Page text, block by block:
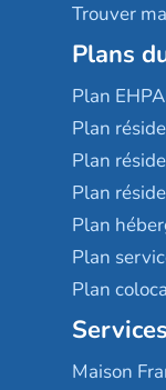
Trouver
Plans
Plan
Plan
Plan
Plan
Plan
Plan
Plan
Maison